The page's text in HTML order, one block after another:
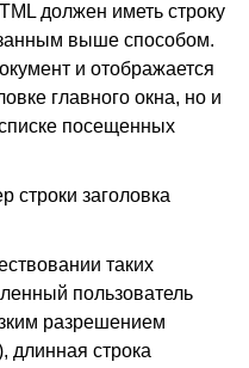
должен иметь строку
выше способом.
и отображается
главного окна, но и
посещенных
строки заголовка
таких
пользователь
разрешением
длинная строка